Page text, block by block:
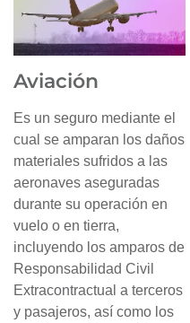
Aviación
Es un seguro mediante el
cual se amparan los daños
materiales sufridos a las
aeronaves aseguradas
durante su operación en
vuelo o en tierra,
incluyendo los amparos de
Responsabilidad Civil
Extracontractual a terceros
y pasajeros, así como los